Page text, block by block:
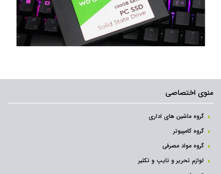
منوی اختصاصی
گروه ماشین های اداری
گروه کامپیوتر
گروه مواد مصرفی
لوازم تحریر و تایپ و تکثیر